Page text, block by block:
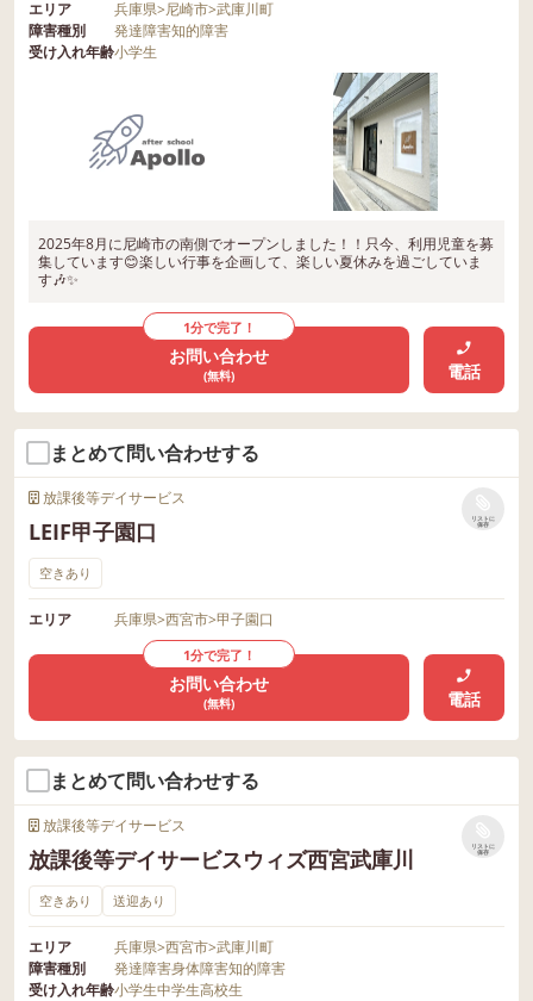
エリア 兵庫県>尼崎市>武庫川町
障害種別
発達障害知的障害
受け入れ年齢小学生
2025年8月に尼崎市の南側でオープンしました！！只今、利用児童を募
集しています😊楽しい行事を企画して、楽しい夏休みを過ごしていま
す🎶✨
1分で完了！
お問い合わせ
(無料) 電話
まとめて問い合わせする
放課後等デイサービス
LEIF甲子園口
リストに
保存
空きあり
エリア 兵庫県>西宮市>甲子園口
1分で完了！
お問い合わせ
(無料) 電話
まとめて問い合わせする
放課後等デイサービス
放課後等デイサービスウィズ西宮武庫川
リストに
保存
空きあり 送迎あり
エリア 兵庫県>西宮市>武庫川町
障害種別
発達障害身体障害知的障害
受け入れ年齢小学生中学生高校生